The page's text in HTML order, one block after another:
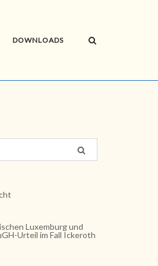
DOWNLOADS
Luxemburg und
Urteil im Fall Ickeroth